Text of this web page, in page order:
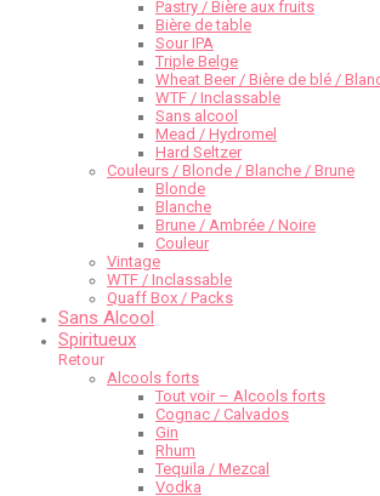
Pastry / Bière aux fruits
Bière de table
Sour IPA
Triple Belge
Wheat Beer / Bière de blé /
WTF / Inclassable
Sans alcool
Mead / Hydromel
Hard Seltzer
Couleurs / Blonde / Blanche / Brune
Blonde
Blanche
Brune / Ambrée / Noire
Couleur
Vintage
WTF / Inclassable
Quaff Box / Packs
Sans Alcool
Spiritueux
Retour
Alcools forts
Tout voir – Alcools forts
Cognac / Calvados
Gin
Rhum
Tequila / Mezcal
Vodka